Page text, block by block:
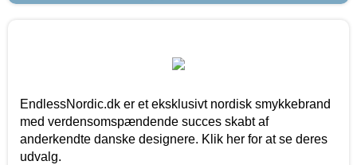
EndlessNordic.dk er et eksklusivt nordisk smykkebrand
med verdensomspændende succes skabt af
anderkendte danske designere. Klik her for at se deres
udvalg.